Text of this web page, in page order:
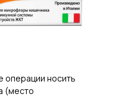
операции носить
(место